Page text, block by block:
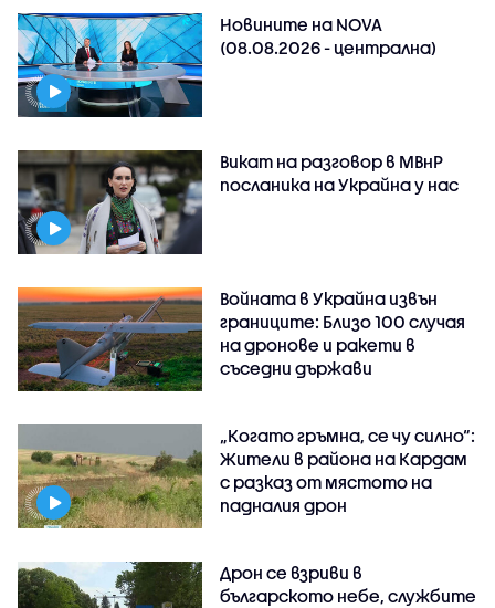
Новините на NOVA
(08.08.2026 - централна)
Викат на разговор в МВнР
посланика на Украйна у нас
Войната в Украйна извън
границите: Близо 100 случая
на дронове и ракети в
съседни държави
„Когато гръмна, се чу силно“:
Жители в района на Кардам
с разказ от мястото на
падналия дрон
Дрон се взриви в
българското небе, службите